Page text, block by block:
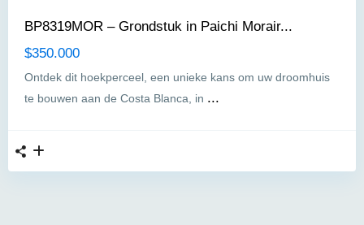
BP8319MOR – Grondstuk in Paichi Morair...
$350.000
Ontdek dit hoekperceel, een unieke kans om uw droomhuis
te bouwen aan de Costa Blanca, in ...